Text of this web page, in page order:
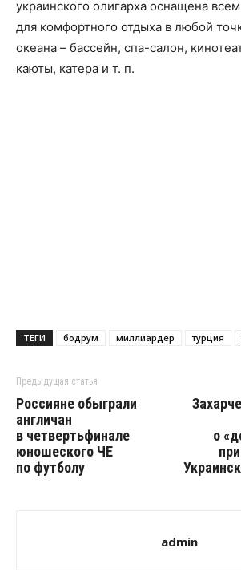
украинского олигарха оснащена
для комфортного отдыха в любой
океана – бассейн, спа-салон,
каюты, катера и т. п.
ТЕГИ бодрум миллиардер турция
Предыдущая статья
Россияне обыграли
англичан
в четвертьфинале
юношеского ЧЕ
по футболу
о
admin